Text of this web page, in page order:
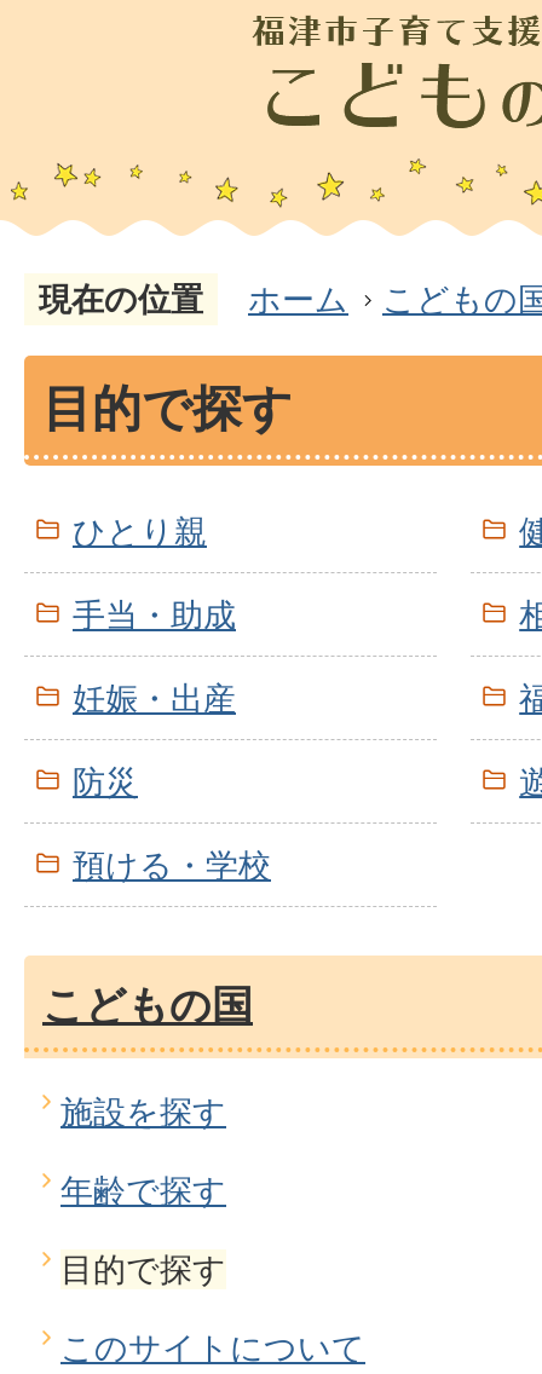
現在の位置 ホーム こどもの
目的で探す
ひとり親
手当・助成
妊娠・出産
防災
預ける・学校
こどもの国
施設を探す
年齢で探す
目的で探す
このサイトについて